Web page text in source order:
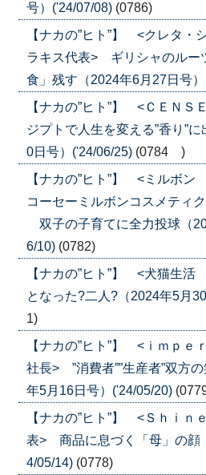
号）('24/07/08) (0786)
【ナカの”ヒト”】 <クレタ
ラキス代表> ギリシャのルー
食」残す（2024年6月27日号
【ナカの”ヒト”】 <ＣＥＮ
ジプトで人生を変える”香り”
0日号）('24/06/25) (0784 )
【ナカの”ヒト”】 <ミルボ
コーセーミルボンコスメティ
双子の子育てに全力投球（
6/10) (0782)
【ナカの”ヒト”】 <犬猫生
となった?二人?（2024年5月
1)
【ナカの”ヒト”】 <ｉｍｐ
社長> ”消費者””生産者”双方
年5月16日号）('24/05/20)
【ナカの”ヒト”】 <Ｓｈｉ
表> 商品に息づく「母」の顔
4/05/14) (0778)